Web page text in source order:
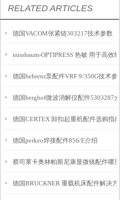
RELATED ARTICLES
德国VACOM张紧链303217技术参数
nussbaum-OPTIPRESS 热敏 用于高效
德国behrens泵配件VRF 9/350G技术参数
德国berghof微波消解仪配件5303287介绍
德国CERTEX 卸扣起重机配件选购指南
德国perkeo焊接配件856/E介绍
蔡司莱卡奥林帕斯尼康显微镜配件哪里找
德国BRUCKNER 重载机床配件解决方案